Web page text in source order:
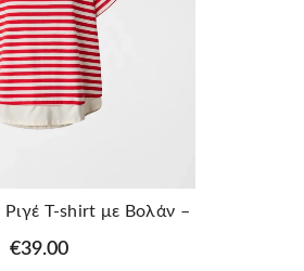
T-shirt με Βολάν –
€39.00